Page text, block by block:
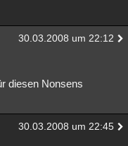
30.03.2008 um 22:12
diesen Nonsens
30.03.2008 um 22:45